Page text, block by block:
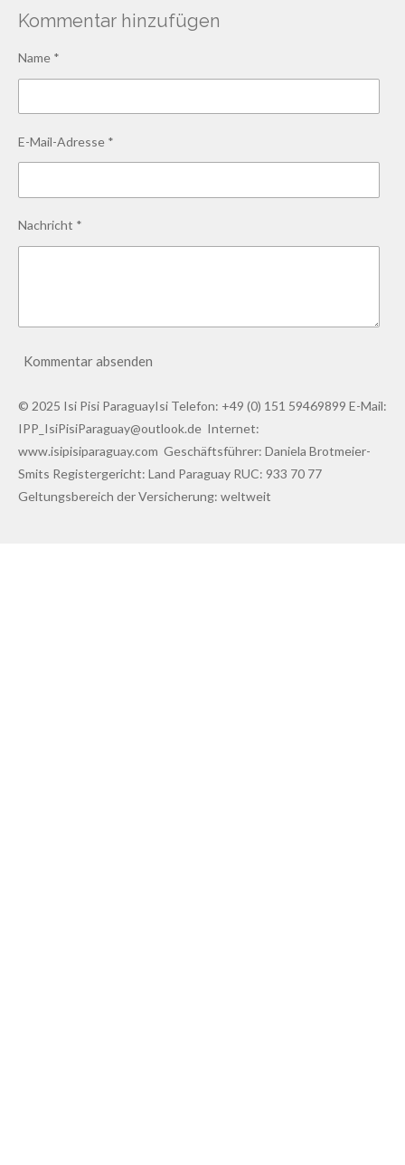
Kommentar hinzufügen
Name *
E-Mail-Adresse *
Nachricht *
Kommentar absenden
© 2025 Isi Pisi ParaguayIsi Telefon: +49 (0) 151 59469899 E-Mail:
IPP_IsiPisiParaguay@outlook.de Internet:
www.isipisiparaguay.com Geschäftsführer: Daniela Brotmeier-
Smits Registergericht: Land Paraguay RUC: 933 70 77
Geltungsbereich der Versicherung: weltweit